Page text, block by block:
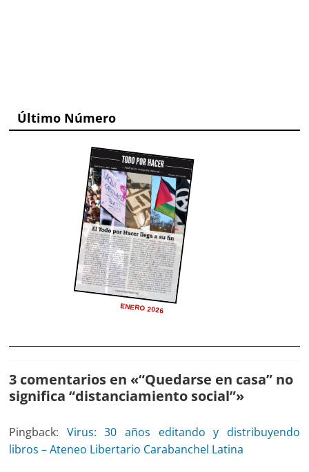
Último Número
ENERO 2026
3 comentarios en «“Quedarse en casa” no
significa “distanciamiento social”»
Pingback: Virus: 30 años editando y distribuyendo
libros – Ateneo Libertario Carabanchel Latina